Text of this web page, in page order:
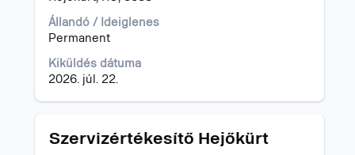
Állandó / Ideiglenes
Permanent
Kiküldés dátuma
2026. júl. 22.
billentyűvel
az
állásinformáció
tartalmának
megtekintéséhez.
Cím
Szervizértékesítő Hejőkürt
Jelölje